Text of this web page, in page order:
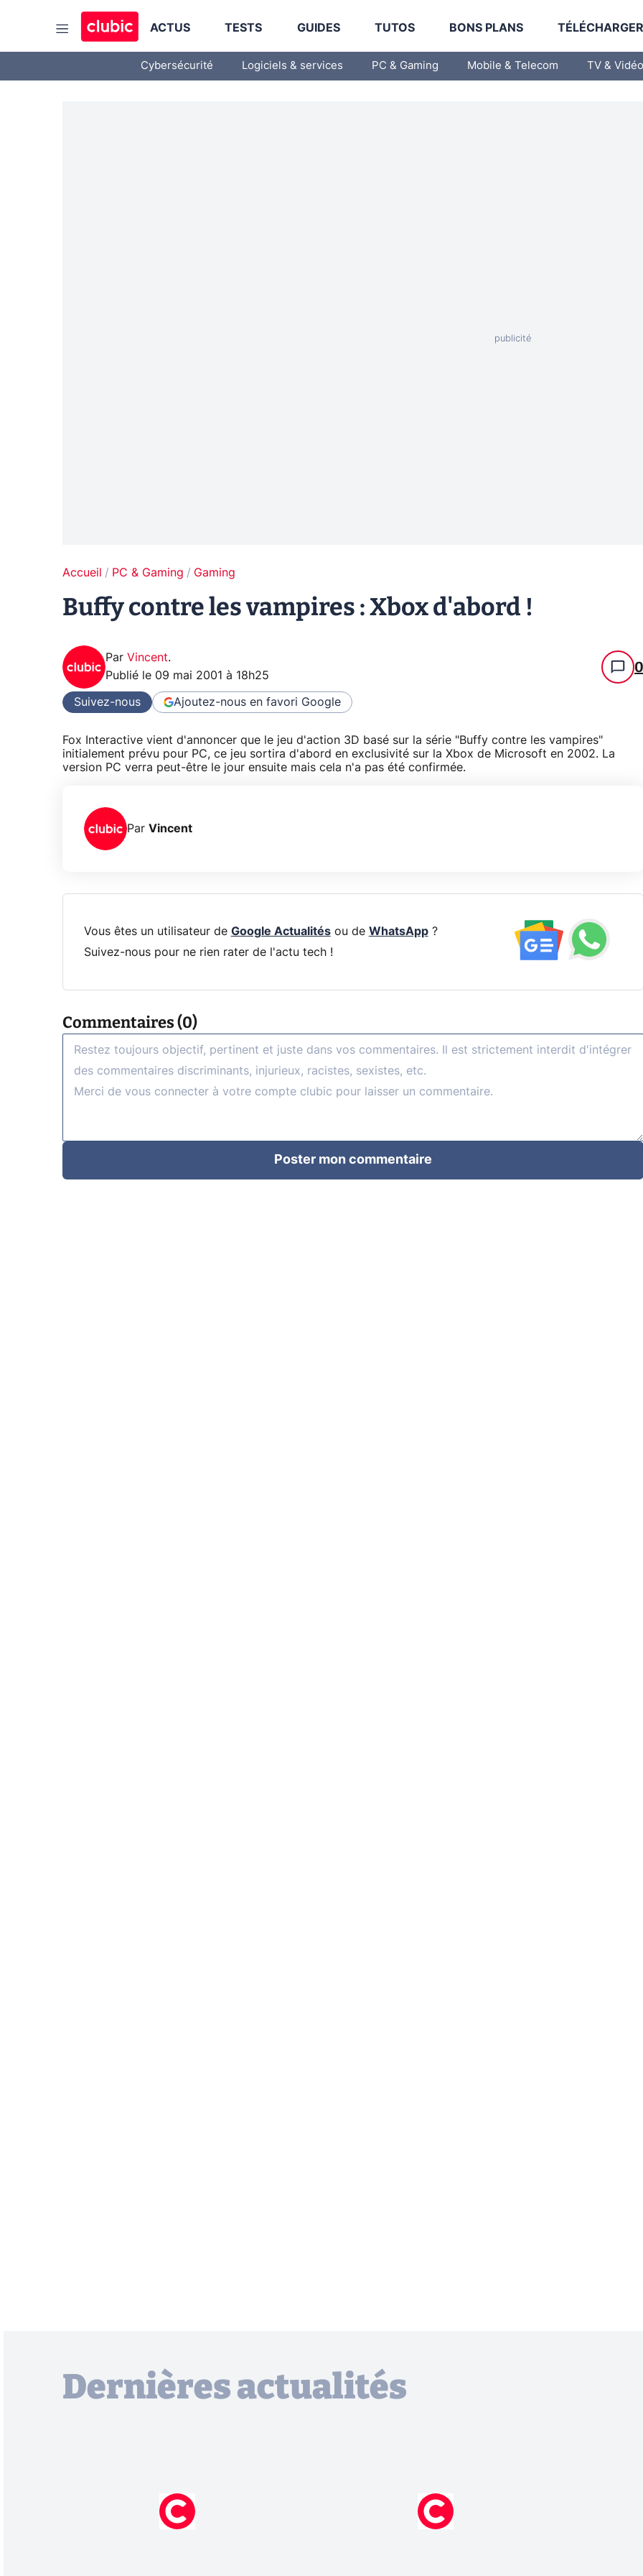
ACTUS TESTS GUIDES TUTOS BONS PLANS
Cybersécurité Logiciels & services PC & Gaming Mobile & Telecom TV & Vidéo
Accueil PC & Gaming Gaming
Buffy contre les vampires : Xbox d'abord !
Par Vincent.
Publié le 09 mai 2001 à 18h25 0
Suivez-nous Ajoutez-nous en favori Google
Fox Interactive vient d'annoncer que le jeu d'action 3D basé sur la série "Buffy contre les vampires"
initialement prévu pour PC, ce jeu sortira d'abord en exclusivité sur la Xbox de Microsoft en 2002. La
version PC verra peut-être le jour ensuite mais cela n'a pas été confirmée.
Par Vincent
Vous êtes un utilisateur de Google Actualitésou de WhatsApp?
Suivez-nous pour ne rien rater de l'actu tech !
Commentaires (0)
Poster mon commentaire
Dernières actualités